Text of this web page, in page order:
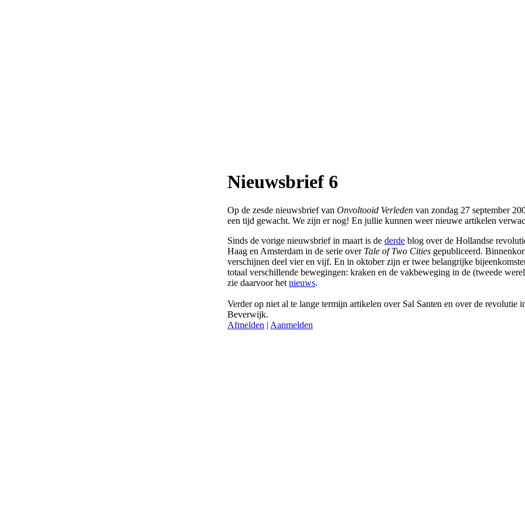
Nieuwsbrief 6
Op de zesde nieuwsbrief van Onvoltooid Verleden van zondag 27 september
een tijd gewacht. We zijn er nog! En jullie kunnen weer nieuwe artikelen
Sinds de vorige nieuwsbrief in maart is de derde blog over de Hollandse
Haag en Amsterdam in de serie over Tale of Two Cities gepubliceerd.
verschijnen deel vier en vijf. En in oktober zijn er twee belangrijke
totaal verschillende bewegingen: kraken en de vakbeweging in de (tweede
zie daarvoor hetnieuws.
Verder op niet al te lange termijn artikelen over Sal Santen en over de revolutie
Beverwijk.
Afmelden | Aanmelden